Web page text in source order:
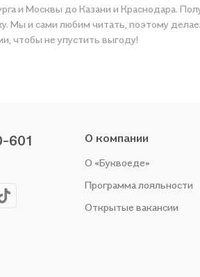
и Москвы до Казани и Краснодара.
поэтому делаем всё, чтобы вы могли купить понравившуюся историю по
чтобы не упустить выгоду!
601 О компании
О «Буквоеде»
Программа лояльности
Открытые вакансии